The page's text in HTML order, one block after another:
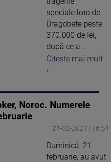
speciale loto de
Dragobete peste
370.000 de lei,
după ce a ...
Citeste mai mult
›
Noroc. Numerele
21-02-2021 | 16:51
Duminică, 21
februarie, au avut